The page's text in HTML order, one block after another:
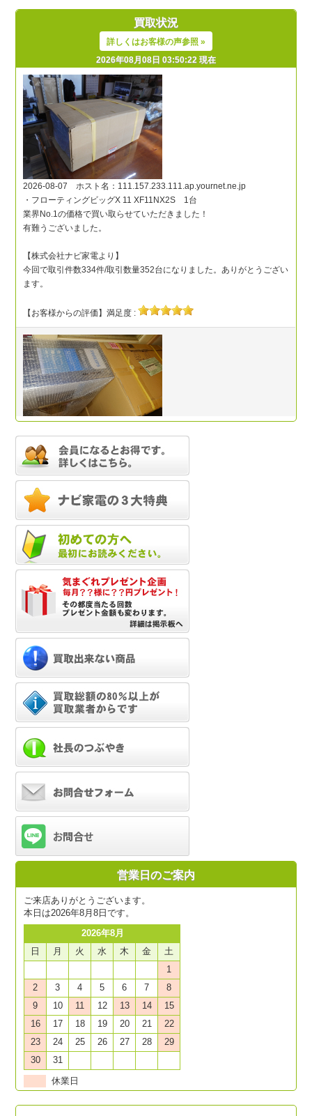
買取状況
詳しくはお客様の声参照 »
2026年08月08日 03:50:22 現在
営業日のご案内
ご来店ありがとうございます。
本日は2026年8月8日です。
2026年8月
日
月 火 水 木 金
土
1
2
3 4 5 6 7
8
9
10 11 12 13 14
15
16
17 18 19 20 21
22
23
24 25 26 27 28
29
30
31
休業日